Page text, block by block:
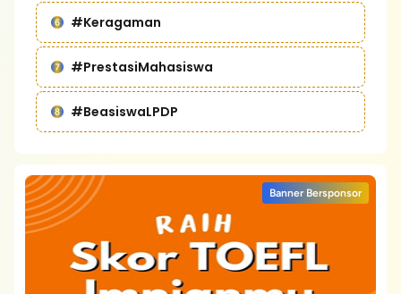
#Keragaman
#PrestasiMahasiswa
#BeasiswaLPDP
Banner Bersponsor